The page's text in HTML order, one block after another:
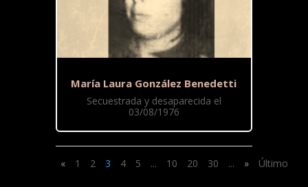
María Laura González Benedetti
Secuestrada y desaparecida el
03/08/1976
« 1 2 3 4 5 ... 10 20 30 ... » Último